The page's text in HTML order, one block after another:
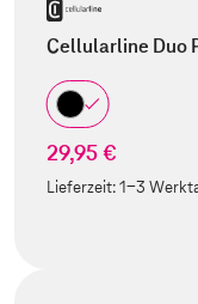
Cellularline Duo
29,95 €
Lieferzeit:1-3